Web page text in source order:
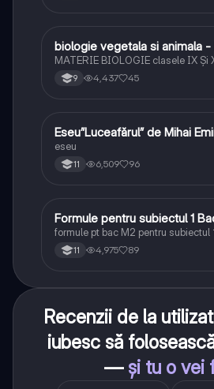
Biologie
biologie vegetala si animala -
MATERIE BIOLOGIE clasele IX Şi
9 4,437 45
Limba și literatura română
Eseu”Luceafărul” de Mihai
eseu
11 6,509 96
Matematică
Formule pentru subiectul 1
formule pt bac M2 pentru subiectul
11 4,975 89
Recenzii de la
iubesc să
— și tu o vei